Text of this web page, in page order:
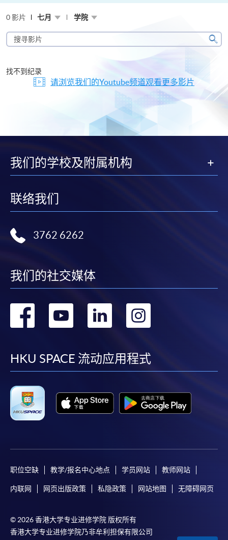
0 影片 七月 学院
搜
寻
片
搜
找不到纪录
请浏览我们的Youtube频道观看更多影片
我们的学校及附属机构
联络我们
3762 6262
我们的社交媒体
转
facebook
转
youtube
转
linkedin
转
HKU SPACE 流动应用程式
职位空缺 教学/报名中心地点 学员网站 教师网站
内联网 网页出版政策 私隐政策 网站地图 无障碍网页
© 2026 香港大学专业进修学院 版权所有
香港大学专业进修学院乃非牟利担保有限公司